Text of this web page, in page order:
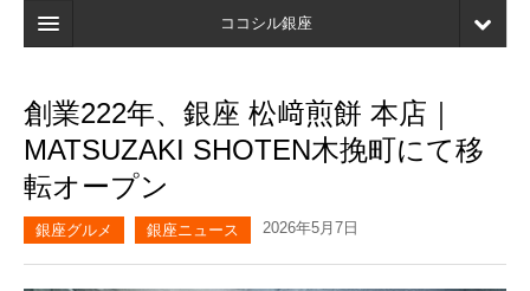
ココシル銀座
検索
店舗・施設最新情報
口コミ
マイページ
創業222年、銀座 松﨑煎餅 本店｜
MATSUZAKI SHOTEN木挽町にて移
転オープン
銀座グルメ 銀座ニュース 2026年5月7日